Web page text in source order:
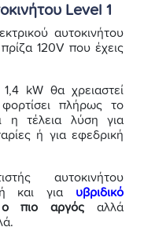
Level 1
αυτοκινήτου
120V που έχεις
kW θα χρειαστεί
πλήρως το
η τέλεια λύση για
ή για εφεδρική
αυτοκινήτου
ή και για υβριδικό
ο πιο αργός αλλά